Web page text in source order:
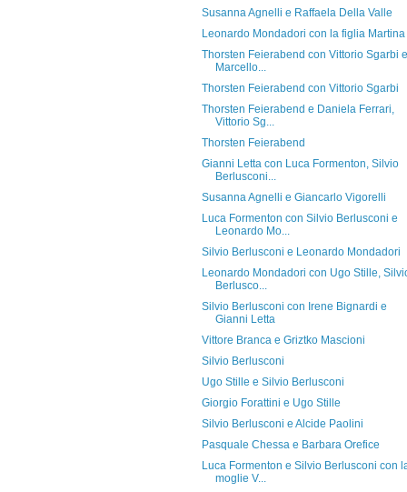
Susanna Agnelli e Raffaela Della Valle
Leonardo Mondadori con la figlia Martina
Thorsten Feierabend con Vittorio Sgarbi e
Marcello...
Thorsten Feierabend con Vittorio Sgarbi
Thorsten Feierabend e Daniela Ferrari,
Vittorio Sg...
Thorsten Feierabend
Gianni Letta con Luca Formenton, Silvio
Berlusconi...
Susanna Agnelli e Giancarlo Vigorelli
Luca Formenton con Silvio Berlusconi e
Leonardo Mo...
Silvio Berlusconi e Leonardo Mondadori
Leonardo Mondadori con Ugo Stille,
Berlusco...
Silvio Berlusconi con Irene Bignardi e
Gianni Letta
Vittore Branca e Griztko Mascioni
Silvio Berlusconi
Ugo Stille e Silvio Berlusconi
Giorgio Forattini e Ugo Stille
Silvio Berlusconi e Alcide Paolini
Pasquale Chessa e Barbara Orefice
Luca Formenton e Silvio Berlusconi con
moglie V...